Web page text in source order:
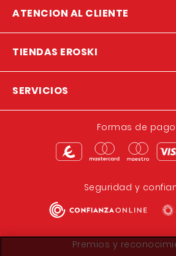
ATENCION AL CLIENTE
TIENDAS EROSKI
SERVICIOS
Formas de
Seguridad y
Premios y